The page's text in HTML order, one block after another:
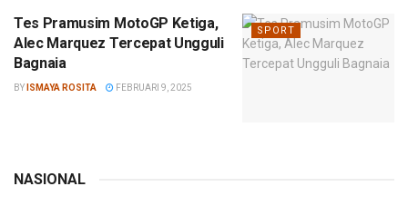
SPORT
Tes Pramusim MotoGP Ketiga,
Alec Marquez Tercepat Ungguli
Bagnaia
BY ISMAYA ROSITA FEBRUARI 9, 2025
NASIONAL